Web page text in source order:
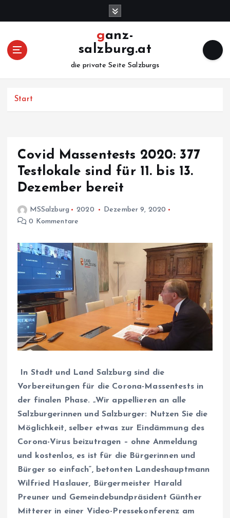
ganz-
salzburg.at
die private Seite Salzburgs
Start
Covid Massentests 2020: 377
Testlokale sind für 11. bis 13.
Dezember bereit
MSSalzburg 2020
Dezember 9, 2020
0 Kommentare
In Stadt und Land Salzburg sind die
Vorbereitungen für die Corona-Massentests in
der finalen Phase. „Wir appellieren an alle
Salzburgerinnen und Salzburger: Nutzen Sie die
Möglichkeit, selber etwas zur Eindämmung des
Corona-Virus beizutragen – ohne Anmeldung
und kostenlos, es ist für die Bürgerinnen und
Bürger so einfach“, betonten Landeshauptmann
Wilfried Haslauer, Bürgermeister Harald
Preuner und Gemeindebundpräsident Günther
Mitterer in einer Video-Pressekonferenz am